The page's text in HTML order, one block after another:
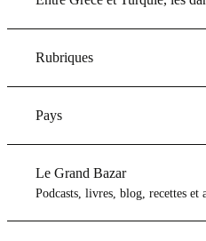
Rubriques
Pays
Le Grand Bazar
Podcasts, livres, blog, recettes et